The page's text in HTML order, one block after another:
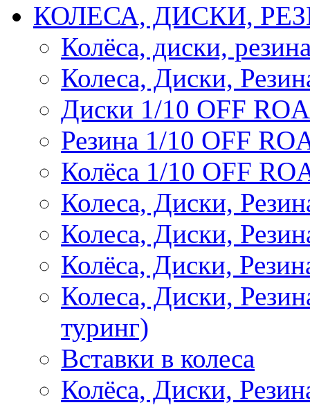
КОЛЕСА, ДИСКИ,
Колёса, диски,
Колеса, Диски,
Диски 1/10 OFF
Резина 1/10 OFF
Колёса 1/10 OFF
Колеса, Диски,
Колеса, Диски,
Колёса, Диски,
Колеса, Диски,
туринг)
Вставки в колеса
Колёса, Диски,